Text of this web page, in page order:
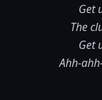
Get
The
Get
Ahh-